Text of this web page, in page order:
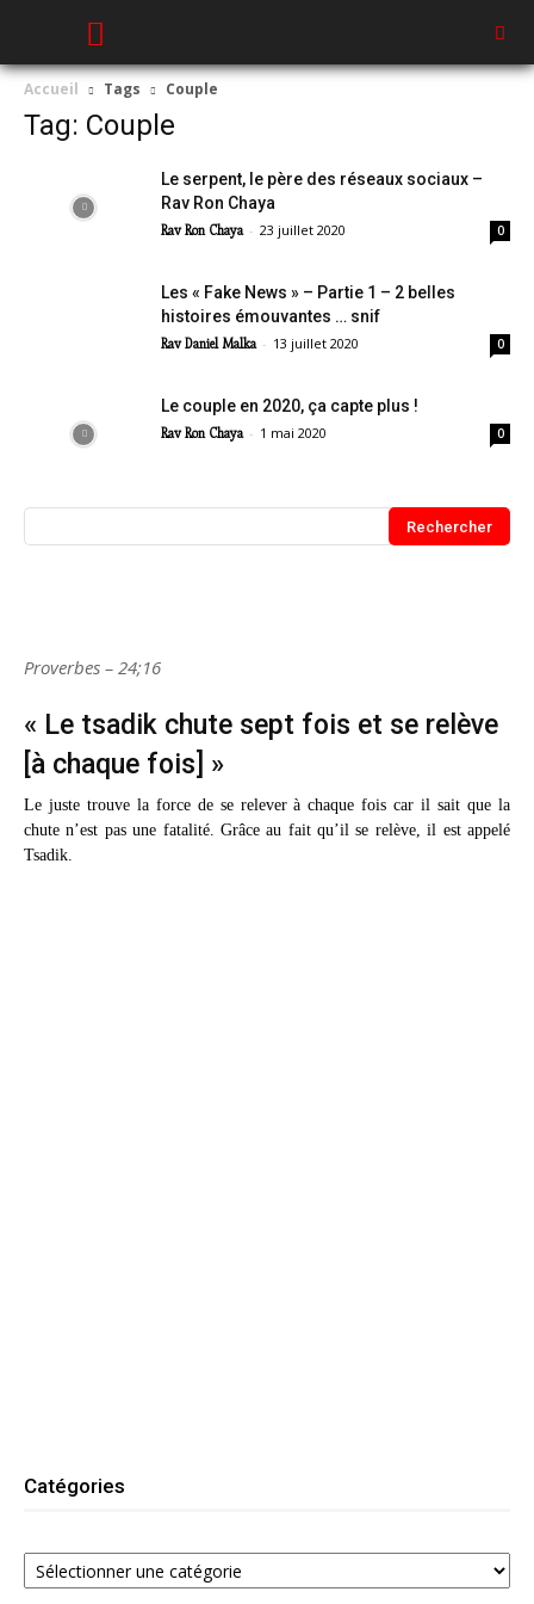
Accueil Tags Couple
Tag: Couple
Le serpent, le père des réseaux sociaux –
Rav Ron Chaya
Rav Ron Chaya - 23 juillet 2020 0
Les « Fake News » – Partie 1 – 2 belles
histoires émouvantes … snif
Rav Daniel Malka - 13 juillet 2020 0
Le couple en 2020, ça capte plus !
Rav Ron Chaya - 1 mai 2020 0
Proverbes – 24;16
« Le tsadik chute sept fois et se relève
[à chaque fois] »
Le juste trouve la force de se relever à chaque fois car il sait que la
chute n’est pas une fatalité. Grâce au fait qu’il se relève, il est appelé
Tsadik.
Catégories
Catégories